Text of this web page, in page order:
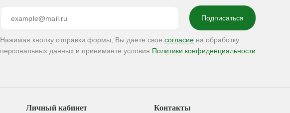
Нажимая кнопку отправки формы, Вы даете своесогласие на обработку
персональных данных и принимаете условия Политики конфиденциальности
Личный кабинет Контакты